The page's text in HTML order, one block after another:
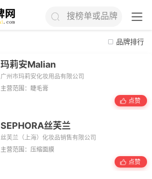
搜榜单或品牌
品牌排行
玛莉安Malian
广州市玛莉安化妆用品有限公司
主营范围：睫毛膏
点赞
SEPHORA丝芙兰
丝芙兰（上海）化妆品销售有限公司
主营范围：压缩面膜
点赞